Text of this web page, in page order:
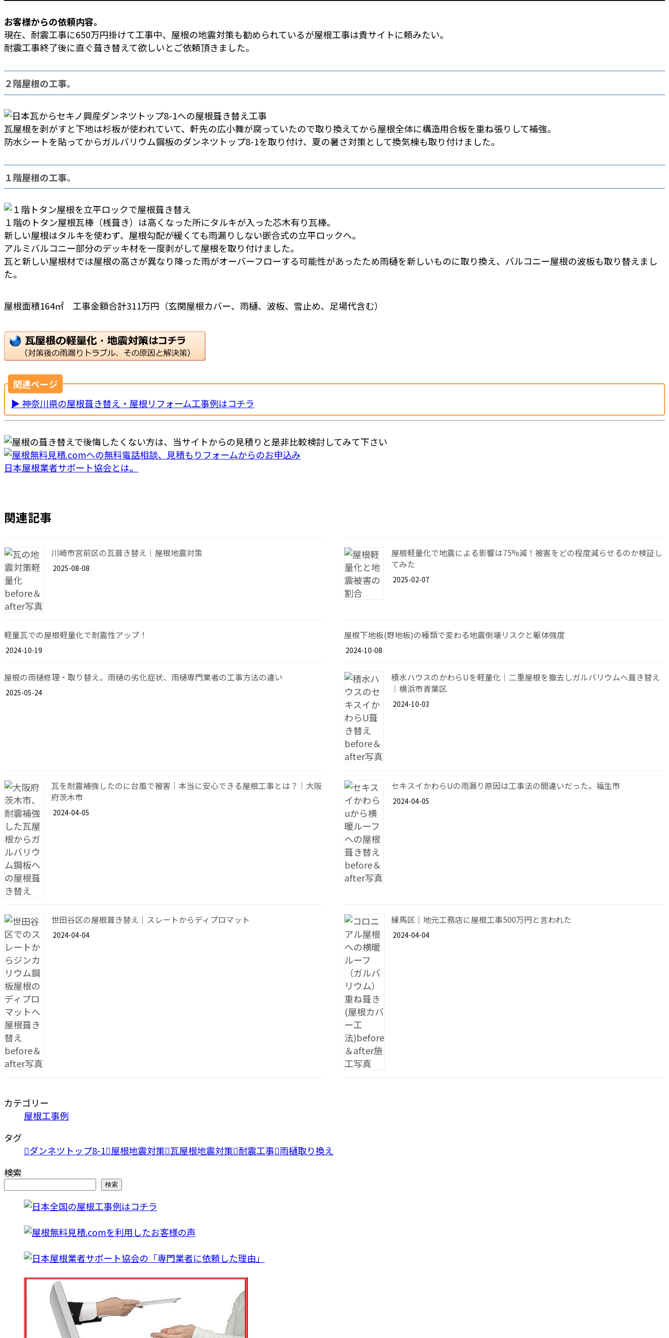
お客様からの依頼内容。
現在、耐震工事に650万円掛けて工事中、屋根の地震対策も勧められているが屋根工事は貴サイトに頼みたい。
耐震工事終了後に直ぐ葺き替えて欲しいとご依頼頂きました。
２階屋根の工事。
瓦屋根を剥がすと下地は杉板が使われていて、軒先の広小舞が腐っていたので取り換えてから屋根全体に構造用合板を重ね張りして補強。
防水シートを貼ってからガルバリウム鋼板のダンネツトップ8-1を取り付け、夏の暑さ対策として換気棟も取り付けました。
１階屋根の工事。
１階のトタン屋根瓦棒（桟葺き）は高くなった所にタルキが入った芯木有り瓦棒。
新しい屋根はタルキを使わず、屋根勾配が緩くても雨漏りしない嵌合式の立平ロックへ。
アルミバルコニー部分のデッキ材を一度剥がして屋根を取り付けました。
瓦と新しい屋根材では屋根の高さが異なり降った雨がオーバーフローする可能性があったため雨樋を新しいものに取り換え、バルコニー屋根の波板も取り替えまし
た。
屋根面積164㎡ 工事金額合計311万円（玄関屋根カバー、雨樋、波板、雪止め、足場代含む）
関連ページ
▶ 神奈川県の屋根葺き替え・屋根リフォーム工事例はコチラ
日本屋根業者サポート協会とは。
関連記事
川崎市宮前区の瓦葺き替え｜屋根地震対策
2025-08-08
屋根軽量化で地震による影響は75%減！被害をどの程度減らせるのか検証し
てみた
2025-02-07
軽量瓦での屋根軽量化で耐震性アップ！
2024-10-19
屋根下地板(野地板)の種類で変わる地震倒壊リスクと躯体強度
2024-10-08
屋根の雨樋修理・取り替え。雨樋の劣化症状、雨樋専門業者の工事方法の違い
2025-05-24
積水ハウスのかわらUを軽量化｜二重屋根を撤去しガルバリウムへ葺き替え
｜横浜市青葉区
2024-10-03
瓦を耐震補強したのに台風で被害｜本当に安心できる屋根工事とは？｜大阪
府茨木市
2024-04-05
セキスイかわらUの雨漏り原因は工事法の間違いだった。福生市
2024-04-05
世田谷区の屋根葺き替え｜スレートからディプロマット
2024-04-04
練馬区｜地元工務店に屋根工事500万円と言われた
2024-04-04
カテゴリー
屋根工事例
タグ
ダンネツトップ8-1 屋根地震対策 瓦屋根地震対策 耐震工事 雨樋取り換え
検索
検索